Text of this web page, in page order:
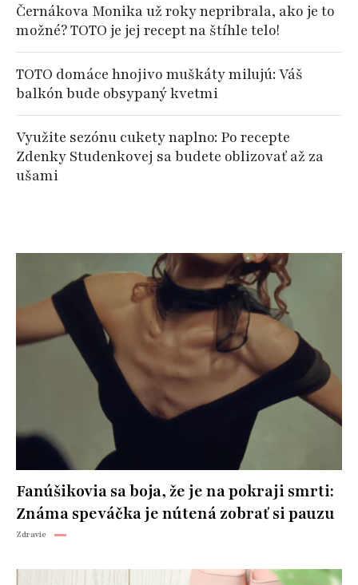
Černákova Monika už roky nepribrala, ako je to
možné? TOTO je jej recept na štíhle telo!
TOTO domáce hnojivo muškáty milujú: Váš
balkón bude obsypaný kvetmi
Využite sezónu cukety naplno: Po recepte
Zdenky Studenkovej sa budete oblizovať až za
ušami
Fanúšikovia sa boja, že je na pokraji smrti:
Známa speváčka je nútená zobrať si pauzu
Zdravie